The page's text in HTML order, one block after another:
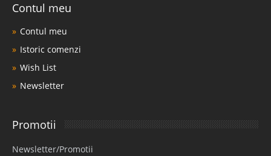
Contul meu
Contul meu
Istoric comenzi
Wish List
Newsletter
Promotii
Newsletter/Promotii